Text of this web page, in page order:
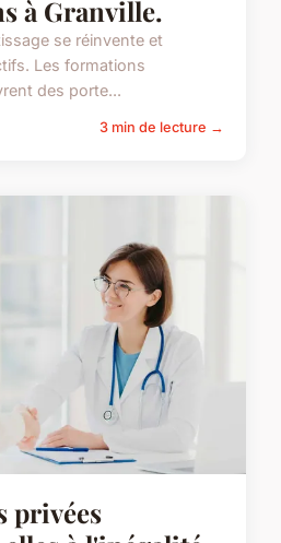
à Granville.
se réinvente et
Les formations
des porte...
3 min de lecture →
privées